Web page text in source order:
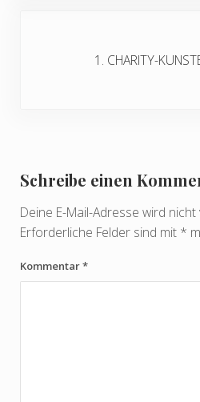
1. CHARITY-
Schreibe einen
Deine E-Mail-Adresse wird
Erforderliche Felder sind mit *
Kommentar*